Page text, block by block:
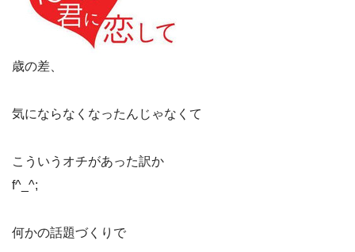
歳の差、
気にならなくなったんじゃなくて
こういうオチがあった訳か
f^_^;
何かの話題づくりで